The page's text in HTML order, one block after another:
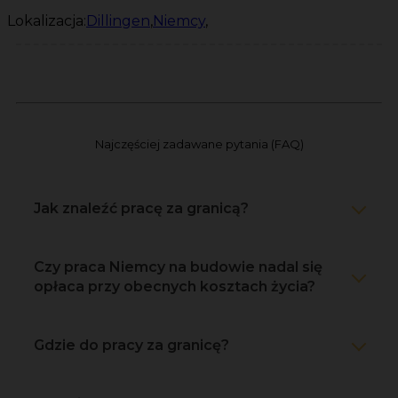
Lokalizacja:Dillingen,Niemcy,
Najczęściej zadawane pytania (FAQ)
Jak znaleźć pracę za granicą?
Czy praca Niemcy na budowie nadal się
opłaca przy obecnych kosztach życia?
Gdzie do pracy za granicę?